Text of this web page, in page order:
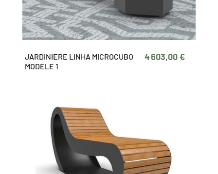
JARDINIERE LINHA MICROCUBO
MODELE 1
4 603,00 €